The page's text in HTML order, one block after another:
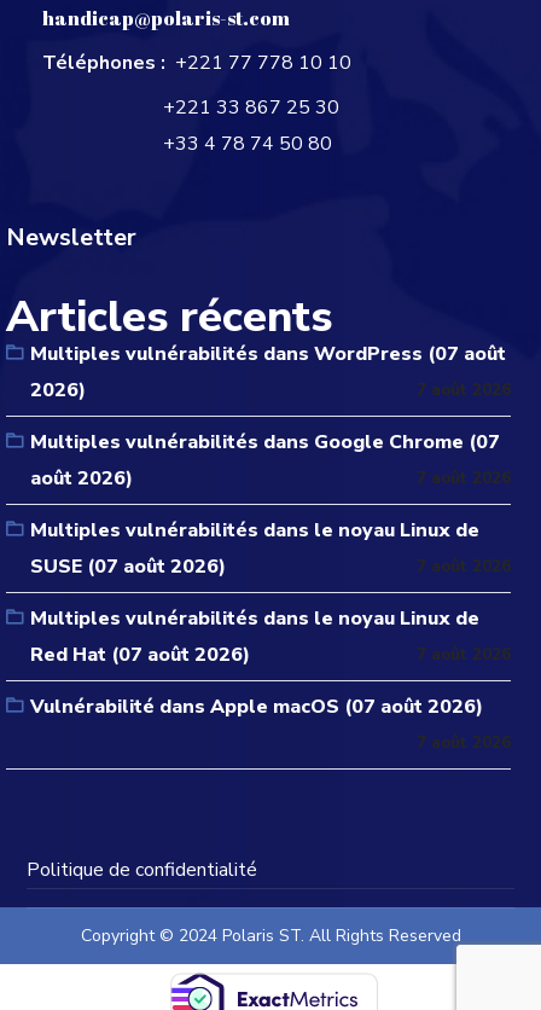
handicap@polaris-st.com
Téléphones : +221 77 778 10 10
+221 33 867 25 30
+33 4 78 74 50 80
Newsletter
Articles récents
Multiples vulnérabilités dans WordPress (07 août
2026)
7 août 2026
Multiples vulnérabilités dans Google Chrome (07
août 2026)
7 août 2026
Multiples vulnérabilités dans le noyau Linux de
SUSE (07 août 2026)
7 août 2026
Multiples vulnérabilités dans le noyau Linux de
Red Hat (07 août 2026)
7 août 2026
Vulnérabilité dans Apple macOS (07 août 2026)
7 août 2026
Politique de confidentialité
Copyright © 2024 Polaris ST. All Rights Reserved